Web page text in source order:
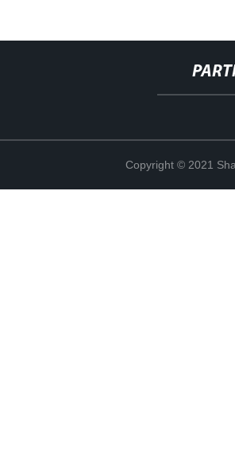
Copyright © 2021